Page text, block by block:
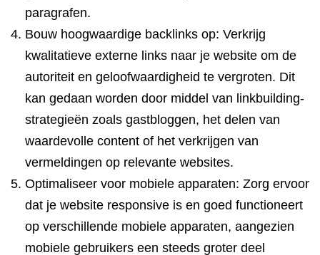
paragrafen.
Bouw hoogwaardige backlinks op: Verkrijg
kwalitatieve externe links naar je website om de
autoriteit en geloofwaardigheid te vergroten. Dit
kan gedaan worden door middel van linkbuilding-
strategieën zoals gastbloggen, het delen van
waardevolle content of het verkrijgen van
vermeldingen op relevante websites.
Optimaliseer voor mobiele apparaten: Zorg ervoor
dat je website responsive is en goed functioneert
op verschillende mobiele apparaten, aangezien
mobiele gebruikers een steeds groter deel